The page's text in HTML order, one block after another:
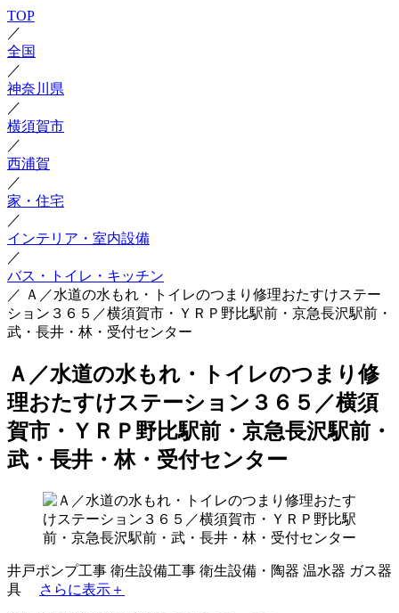
TOP
／
全国
／
神奈川県
／
横須賀市
／
西浦賀
／
家・住宅
／
インテリア・室内設備
／
バス・トイレ・キッチン
／ Ａ／水道の水もれ・トイレのつまり修理おたすけステー
ション３６５／横須賀市・ＹＲＰ野比駅前・京急長沢駅前・
武・長井・林・受付センター
Ａ／水道の水もれ・トイレのつまり修
理おたすけステーション３６５／横須
賀市・ＹＲＰ野比駅前・京急長沢駅前・
武・長井・林・受付センター
井戸ポンプ工事 衛生設備工事 衛生設備・陶器 温水器 ガス器
具
さらに表示＋